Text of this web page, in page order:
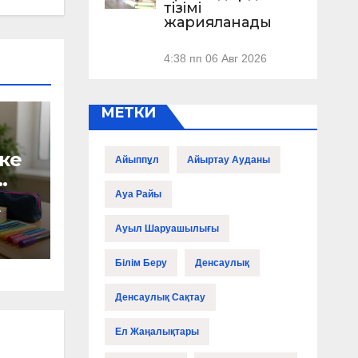
тізімі
жарияланады
4:38 пп 06 Авг 2026
МЕТКИ
Айыппұл Айыртау Ауданы
Ауа Райы
Ауыл Шаруашылығы
Білім Беру Денсаулық
Денсаулық Сақтау
Ел Жаңалықтары